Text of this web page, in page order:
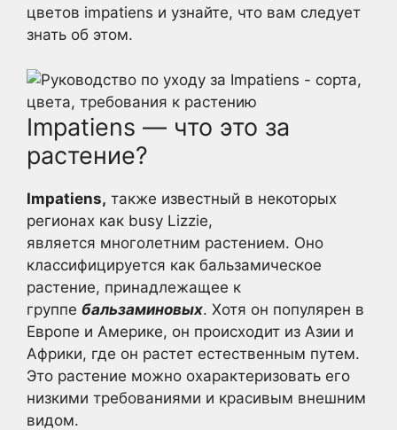
цветов impatiens и узнайте, что вам следует
знать об этом.
Impatiens — что это за
растение?
Impatiens, также известный в некоторых
регионах как busy Lizzie,
является многолетним растением. Оно
классифицируется как бальзамическое
растение, принадлежащее к
группе бальзаминовых. Хотя он популярен в
Европе и Америке, он происходит из Азии и
Африки, где он растет естественным путем.
Это растение можно охарактеризовать его
низкими требованиями и красивым внешним
видом.